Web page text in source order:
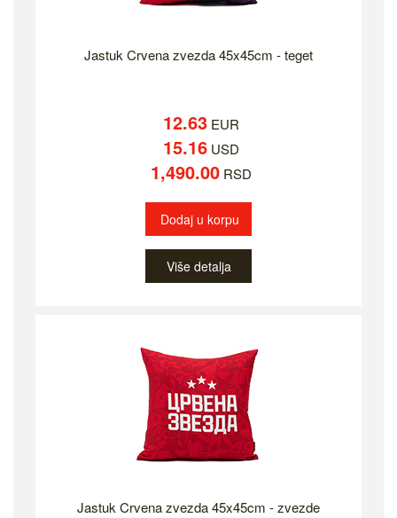
Jastuk Crvena zvezda 45x45cm - teget
12.63EUR
15.16USD
1,490.00RSD
Dodaj u korpu
Više detalja
Jastuk Crvena zvezda 45x45cm - zvezde